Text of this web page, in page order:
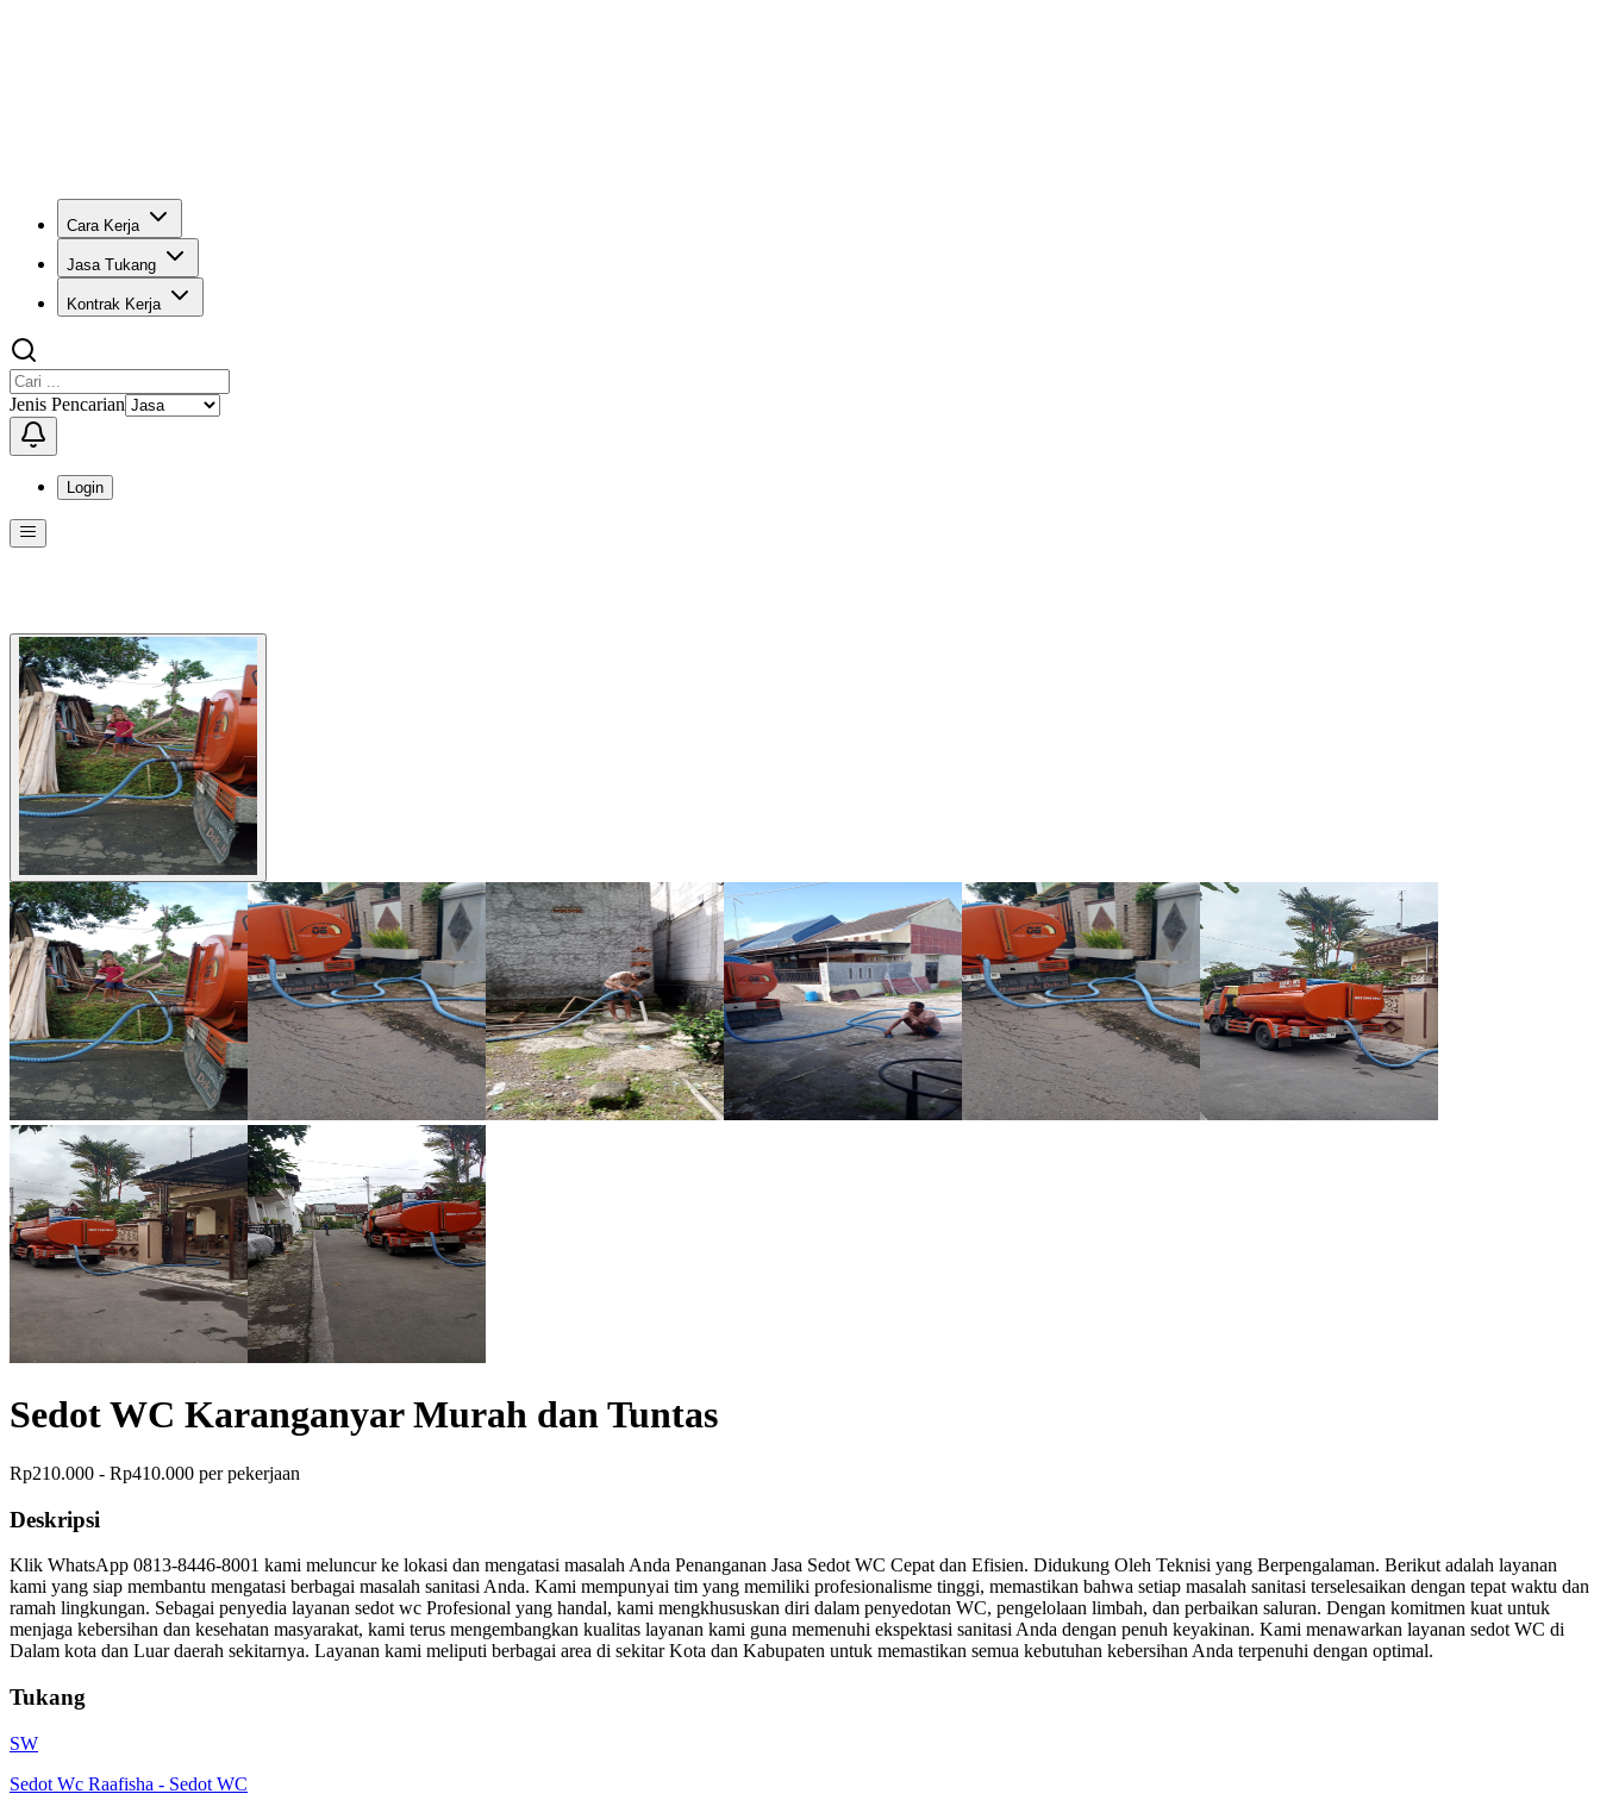
Cara Kerja
Jasa Tukang
Kontrak Kerja
Jenis Pencarian
Login
Menu ini berisi navigasi untuk mengakses fitur-fitur di KangPro
Sedot WC Karanganyar Murah dan Tuntas
Rp210.000 - Rp410.000 per pekerjaan
Deskripsi
Klik WhatsApp 0813-8446-8001 kami meluncur ke lokasi dan mengatasi masalah Anda Penanganan Jasa Sedot WC Cepat dan Efisien. Didukung Oleh Teknisi yang Berpengalaman. Berikut adalah layanan
kami yang siap membantu mengatasi berbagai masalah sanitasi Anda. Kami mempunyai tim yang memiliki profesionalisme tinggi, memastikan bahwa setiap masalah sanitasi terselesaikan dengan tepat waktu dan
ramah lingkungan. Sebagai penyedia layanan sedot wc Profesional yang handal, kami mengkhususkan diri dalam penyedotan WC, pengelolaan limbah, dan perbaikan saluran. Dengan komitmen kuat untuk
menjaga kebersihan dan kesehatan masyarakat, kami terus mengembangkan kualitas layanan kami guna memenuhi ekspektasi sanitasi Anda dengan penuh keyakinan. Kami menawarkan layanan sedot WC di
Dalam kota dan Luar daerah sekitarnya. Layanan kami meliputi berbagai area di sekitar Kota dan Kabupaten untuk memastikan semua kebutuhan kebersihan Anda terpenuhi dengan optimal.
Tukang
SW
Sedot Wc Raafisha - Sedot WC